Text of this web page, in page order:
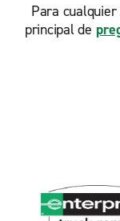
Para
principal de